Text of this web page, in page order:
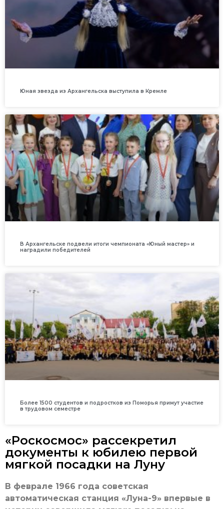
Юная звезда из Архангельска выступила в Кремле
В Архангельске подвели итоги чемпионата «Юный мастер» и
наградили победителей
Более 1500 студентов и подростков из Поморья примут участие
в трудовом семестре
«Роскосмос» рассекретил
документы к юбилею первой
мягкой посадки на Луну
В феврале 1966 года советская
автоматическая станция «Луна-9» впервые в